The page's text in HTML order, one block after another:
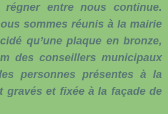
entre nous continue.
sommes réunis à la mairie
qu’une plaque en bronze,
des conseillers municipaux
personnes présentes à la
gravés et fixée à la façade de